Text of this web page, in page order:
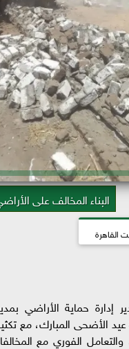
البناء المخالف على
القاهرة
حماية الأراضي
عيد الأضحى المبارك، مع
الفوري مع